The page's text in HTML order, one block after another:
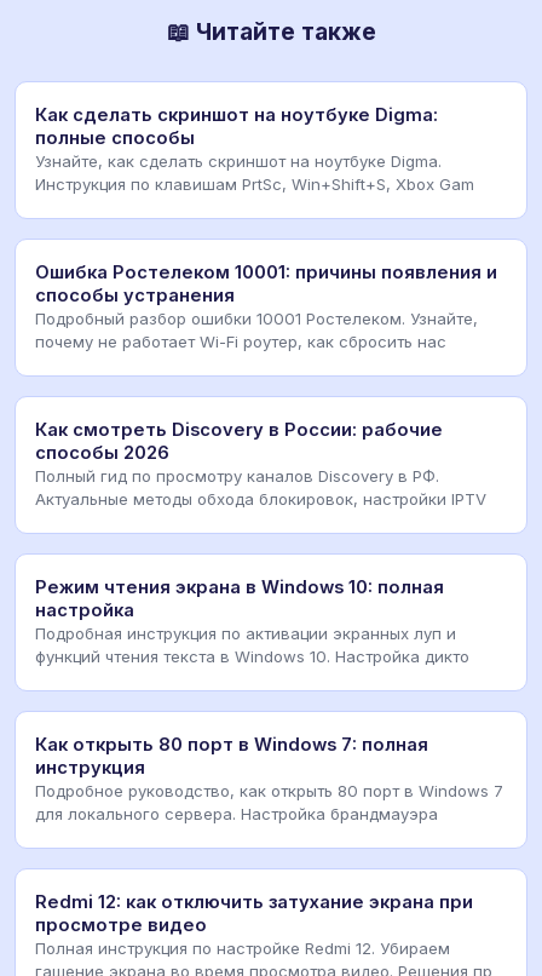
📖 Читайте также
Как сделать скриншот на ноутбуке Digma:
полные способы
Узнайте, как сделать скриншот на ноутбуке Digma.
Инструкция по клавишам PrtSc, Win+Shift+S, Xbox Gam
Ошибка Ростелеком 10001: причины появления и
способы устранения
Подробный разбор ошибки 10001 Ростелеком. Узнайте,
почему не работает Wi-Fi роутер, как сбросить нас
Как смотреть Discovery в России: рабочие
способы 2026
Полный гид по просмотру каналов Discovery в РФ.
Актуальные методы обхода блокировок, настройки IPTV
Режим чтения экрана в Windows 10: полная
настройка
Подробная инструкция по активации экранных луп и
функций чтения текста в Windows 10. Настройка дикто
Как открыть 80 порт в Windows 7: полная
инструкция
Подробное руководство, как открыть 80 порт в Windows 7
для локального сервера. Настройка брандмауэра
Redmi 12: как отключить затухание экрана при
просмотре видео
Полная инструкция по настройке Redmi 12. Убираем
гашение экрана во время просмотра видео. Решения пр